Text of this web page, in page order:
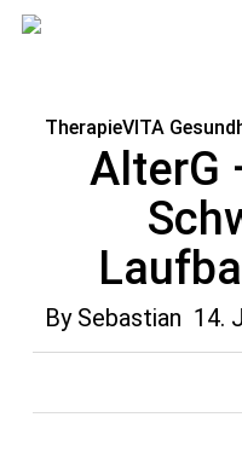
Skip
contentTherapieVITA
AlterG
By Sebastian 14.